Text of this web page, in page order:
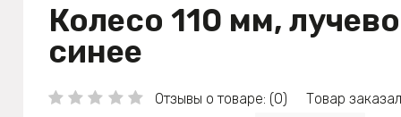
Колесо 110 мм,
синее
Отзывы о товаре: (0)
Товар